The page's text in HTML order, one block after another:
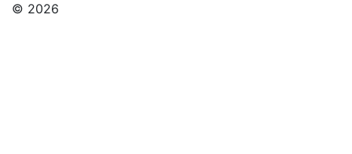
© 2026